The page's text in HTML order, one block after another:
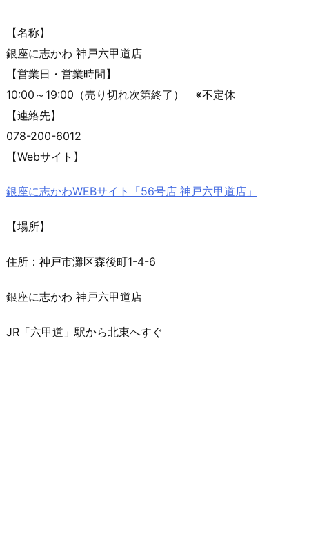
【名称】
銀座に志かわ 神戸六甲道店
【営業日・営業時間】
10:00～19:00（売り切れ次第終了） ※不定休
【連絡先】
078-200-6012
【Webサイト】
銀座に志かわWEBサイト「56号店 神戸六甲道店」
【場所】
住所：神戸市灘区森後町1-4-6
銀座に志かわ 神戸六甲道店
JR「六甲道」駅から北東へすぐ